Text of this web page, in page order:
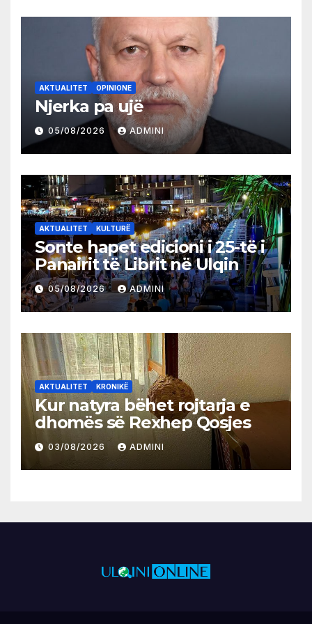
AKTUALITET OPINIONE
Njerka pa ujë
05/08/2026 ADMINI
AKTUALITET KULTURË
Sonte hapet edicioni i 25-të i
Panairit të Librit në Ulqin
05/08/2026 ADMINI
AKTUALITET KRONIKË
Kur natyra bëhet rojtarja e
dhomës së Rexhep Qosjes
03/08/2026 ADMINI